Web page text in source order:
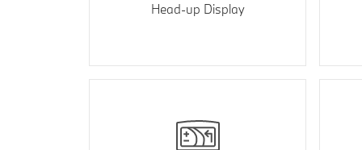
Head-up Display